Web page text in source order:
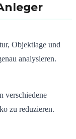
Objektlage und
analysieren.
verschiedene
zu reduzieren.